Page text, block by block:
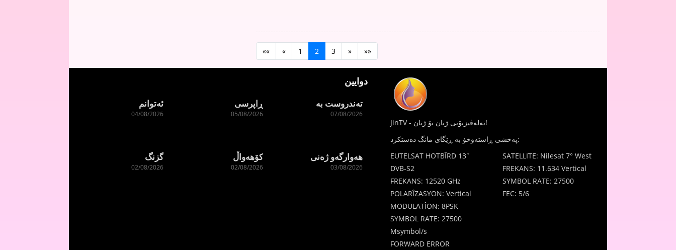
«« « 1 2 3 » »»
JinTV - تەلەڤیزیۆنی ژنان بۆ ژنان!
پەخشی ڕاستەوخۆ بە ڕێگای مانگ دەستکرد:
SATELLITE: Nilesat 7° West
FREKANS: 11.634 Vertical
SYMBOL RATE: 27500
FEC: 5/6
EUTELSAT HOTBÎRD 13˚
DVB-S2
FREKANS: 12520 GHz
POLARÎZASYON: Vertical
MODULATÎON: 8PSK
SYMBOL RATE: 27500
Msymbol/s
FORWARD ERROR
دوایین
تەندروست بە
07/08/2026
ڕاپرسی
05/08/2026
ئەتوانم
04/08/2026
هەوارگەو ژەنی
03/08/2026
کۆهەواڵ
02/08/2026
گزنگ
02/08/2026